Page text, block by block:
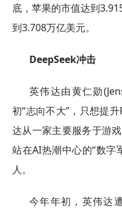
底，苹果的市值达到
到3.708万亿美元。
DeepSeek冲击
英伟达由黄仁勋
初“志向不大”，只想提
达从一家主要服务于游
站在AI热潮中心的“数字
人。
今年年初，英伟达